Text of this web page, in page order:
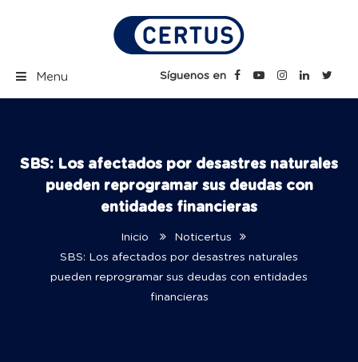
Certus Blog | Carreras
Menu Síguenos en
SBS: Los afectados por desastres naturales
pueden reprogramar sus deudas con
entidades financieras
Inicio
Noticertus
SBS: Los afectados por desastres naturales
pueden reprogramar sus deudas con entidades
financieras